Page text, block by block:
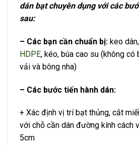
dán bạt chuyên dụng với các
sau:
– Các bạn cần chuẩn bị: keo
HDPE, kéo, búa cao su (không có
vải và bông nha)
– Các bước tiến hành dán:
+ Xác định vị trí bạt thủng, cắt
với chỗ cần dán đường kính cách
5cm